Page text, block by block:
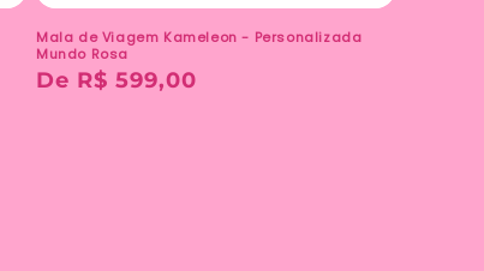
Mala de Viagem Kameleon - Personalizada
Mundo Rosa
Preço
De R$ 599,00